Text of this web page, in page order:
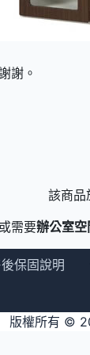
謝。
該商品
需要辦公室
保固說明
版權所有 ©